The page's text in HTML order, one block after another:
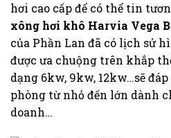
hơi cao cấp để có thể tin
xông hơi khô Harvia Vega
của Phần Lan đã có lịch sử
được ưa chuộng trên khắp
dạng 6kw, 9kw, 12kw…sẽ
phòng từ nhỏ đến lớn dành
doanh…